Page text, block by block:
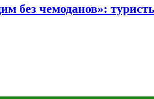
без чемоданов»: